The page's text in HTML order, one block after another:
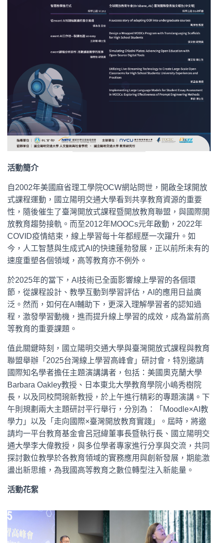
活動簡介
自2002年美國麻省理工學院OCW網站問世，開啟全球開放
式課程運動，國立陽明交通大學看到共享教育資源的重要
性，隨後催生了臺灣開放式課程暨開放教育聯盟，與國際開
放教育趨勢接軌。而至2012年MOOCs元年啟動，2022年
COVID疫情結束，線上學習每十年都經歷一次躍升。如
今，人工智慧與生成式AI的快速蓬勃發展，正以前所未有的
速度重塑各個領域，高等教育亦不例外。
於2025年的當下，AI技術已全面影響線上學習的各個環
節，從課程設計、教學互動到學習評估，AI的應用日益廣
泛。然而，如何在AI輔助下，更深入理解學習者的認知過
程，激發學習動機，進而提升線上學習的成效，成為當前高
等教育的重要課題。
值此關鍵時刻，國立陽明交通大學與臺灣開放式課程與教育
聯盟舉辦「2025台灣線上學習高峰會」研討會，特別邀請
國際知名學者擔任主題演講講者，包括：美國奧克蘭大學
Barbara Oakley教授、日本東北大學教育學院小嶋秀樹院
長，以及同校閆琬新教授，於上午進行精彩的專題演講。下
午則規劃兩大主題研討平行舉行，分別為：「Moodle×AI教
學力」以及「走向國際×臺灣開放教育實踐」。屆時，將邀
請均一平台教育基金會呂冠緯董事長暨執行長、國立陽明交
通大學李大偉教授，與多位學者專家進行分享與交流，共同
探討數位教學於各教育領域的實務應用與創新發展，期能激
盪出新思維，為我國高等教育之數位轉型注入新能量。
活動花絮